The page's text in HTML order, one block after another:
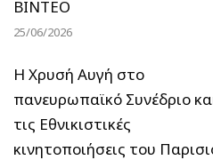
ΒΙΝΤΕΟ
25/06/2026
Η Χρυσή Αυγή στο
πανευρωπαϊκό Συνέδριο
τις Εθνικιστικές
κινητοποιήσεις του